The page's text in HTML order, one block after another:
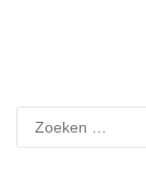
Zoeken
naar: